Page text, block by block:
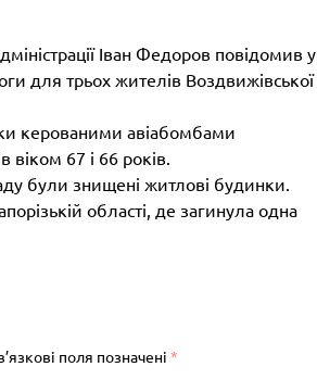
Іван Федоров повідомив у
для трьох жителів Воздвижівської
керованими авіабомбами
віком 67 і 66 років.
були знищені житлові будинки.
області, де загинула одна
поля позначені *